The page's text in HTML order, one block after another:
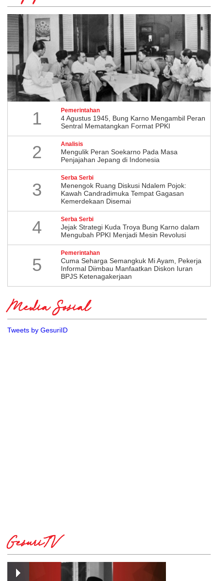
1 Pemerintahan
4 Agustus 1945, Bung Karno Mengambil Peran
Sentral Mematangkan Format PPKI
2 Analisis
Mengulik Peran Soekarno Pada Masa
Penjajahan Jepang di Indonesia
3
Serba Serbi
Menengok Ruang Diskusi Ndalem Pojok:
Kawah Candradimuka Tempat Gagasan
Kemerdekaan Disemai
4 Serba Serbi
Jejak Strategi Kuda Troya Bung Karno dalam
Mengubah PPKI Menjadi Mesin Revolusi
5
Pemerintahan
Cuma Seharga Semangkuk Mi Ayam, Pekerja
Informal Diimbau Manfaatkan Diskon Iuran
BPJS Ketenagakerjaan
Media Sosial
Tweets by GesuriID
GesuriTV